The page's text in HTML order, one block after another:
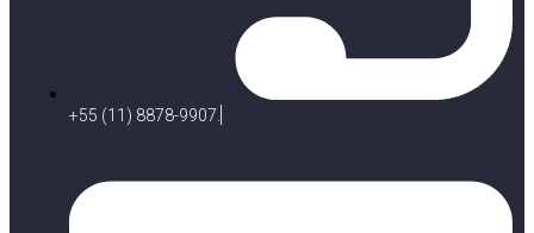
+55 (11) 8878-9907.